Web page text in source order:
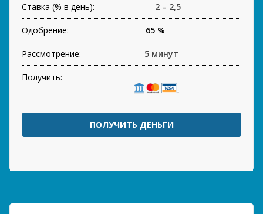
Ставка (% в день): 2 – 2,5
Одобрение: 65 %
Рассмотрение: 5 минут
Получить:
ПОЛУЧИТЬ ДЕНЬГИ